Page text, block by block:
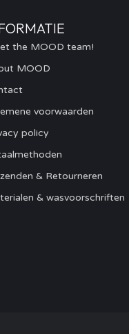
the MOOD team!
MOOD
voorwaarden
policy
& Retourneren
& wasvoorschriften